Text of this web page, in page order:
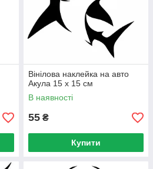
Вінілова наклейка на авто
Акула 15 х 15 см
В наявності
55 ₴
Купити